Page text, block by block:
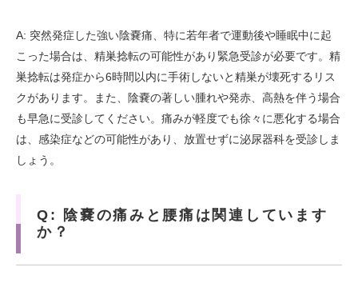
A: 突然発症した強い陰嚢痛、特に若年者で運動後や睡眠中に起
こった場合は、精巣捻転の可能性があり緊急受診が必要です。精
巣捻転は発症から6時間以内に手術しないと精巣が壊死するリス
クがあります。また、陰嚢の著しい腫れや発赤、高熱を伴う場合
も早急に受診してください。痛みが軽度でも徐々に悪化する場合
は、感染症などの可能性があり、放置せずに泌尿器科を受診しま
しょう。
Q: 陰嚢の痛みと腰痛は関連しています
か？